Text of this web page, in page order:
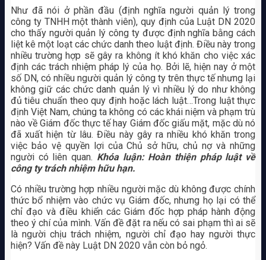
Như đã nói ở phần đầu (định nghĩa người quản lý trong
công ty TNHH một thành viên), quy định của Luật DN 2020
cho thấy người quản lý công ty được định nghĩa bằng cách
liệt kê một loạt các chức danh theo luật định. Điều này trong
nhiều trường hợp sẽ gây ra không ít khó khăn cho việc xác
định các trách nhiệm pháp lý của họ. Bởi lẽ, hiện nay ở một
số DN, có nhiều người quản lý công ty trên thực tế nhưng lại
không giữ các chức danh quản lý vì nhiều lý do như không
đủ tiêu chuẩn theo quy định hoặc lách luật…Trong luật thực
định Việt Nam, chúng ta không có các khái niệm và phạm trù
nào về Giám đốc thực tế hay Giám đốc giấu mặt, mặc dù nó
đã xuất hiện từ lâu. Điều này gây ra nhiều khó khăn trong
việc bảo vệ quyền lợi của Chủ sở hữu, chủ nợ và những
người có liên quan. Khóa luận: Hoàn thiện pháp luật về
công ty trách nhiệm hữu hạn.
Có nhiều trường hợp nhiều người mặc dù không được chính
thức bổ nhiệm vào chức vụ Giám đốc, nhưng họ lại có thể
chỉ đạo và điều khiển các Giám đốc hợp pháp hành động
theo ý chí của mình. Vấn đề đặt ra nếu có sai phạm thì ai sẽ
là người chịu trách nhiệm, người chỉ đạo hay người thực
hiện? Vấn đề này Luật DN 2020 vẫn còn bỏ ngỏ.